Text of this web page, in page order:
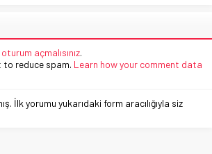
oturum açmalısınız.
to reduce spam. Learn how your comment data
İlk yorumu yukarıdaki form aracılığıyla siz